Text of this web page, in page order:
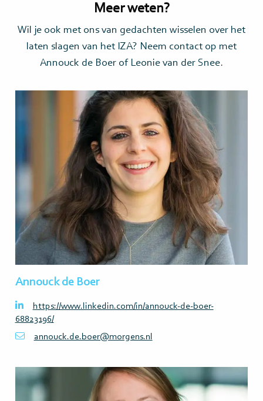
Meer weten?
Wil je ook met ons van gedachten wisselen over het
laten slagen van het IZA? Neem contact op met
Annouck de Boer of Leonie van der Snee.
Annouck de Boer
https://www.linkedin.com/in/annouck-de-boer-
68823196/
annouck.de.boer@morgens.nl
Lees
meer>